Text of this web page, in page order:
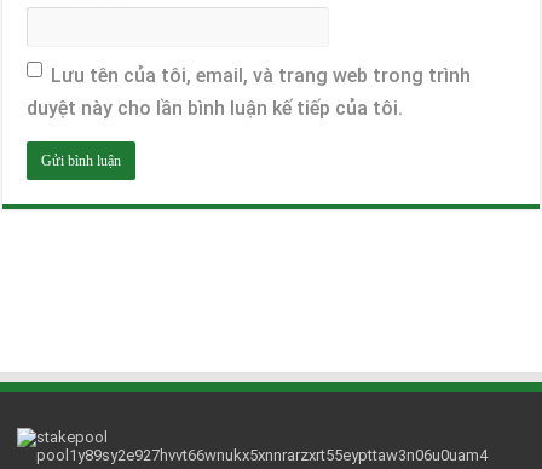
Lưu tên của tôi, email, và trang web trong trình
duyệt này cho lần bình luận kế tiếp của tôi.